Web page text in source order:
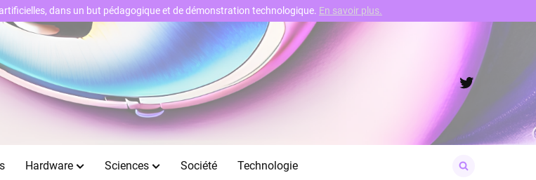
Twitter
Hardware Sciences Société Technologie
for:
dans un but pédagogique et de démonstration technologique. En savoir plus.